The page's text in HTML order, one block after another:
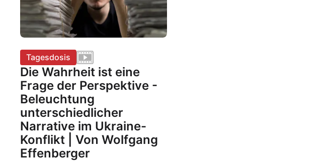
Tagesdosis
Die Wahrheit ist eine
Frage der Perspektive -
Beleuchtung
unterschiedlicher
Narrative im Ukraine-
Konflikt | Von Wolfgang
Effenberger